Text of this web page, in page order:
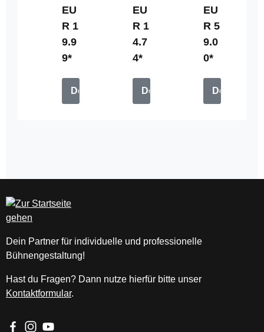
g/
m²
Fa
hn
en
sto
(B1
EU
R 1
9.9
9*
Details
g/
m²
ME
SH
Ba
nn
er
(B1
EU
R 1
4.7
4*
Details
EU
R 5
9.0
0*
Details
Dein Partner für individuelle und professionelle
Bühnengestaltung!
Hast du Fragen? Dann nutze hierfür bitte unser
Kontaktformular.
Besuche uns auf Facebook – öffnet in neuem Tab (externer
Schau auf Instagram vorbei – öffnet in neuem Tab
Sieh dir unsere Videos auf YouTube an – öffnet in